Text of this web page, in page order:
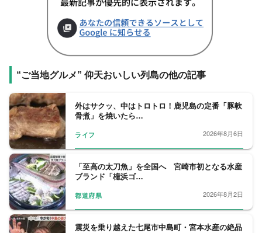
“ご当地グルメ” 仰天おいしい列島の他の記事
外はサクッ、中はトロトロ！鹿児島の定番「豚軟
骨煮」を焼いたら…
ライフ 2026年8月6日
「至高の太刀魚」を全国へ 宮崎市初となる水産
ブランド「檍浜ゴ…
都道府県 2026年8月2日
震災を乗り越えた七尾市中島町・宮本水産の絶品